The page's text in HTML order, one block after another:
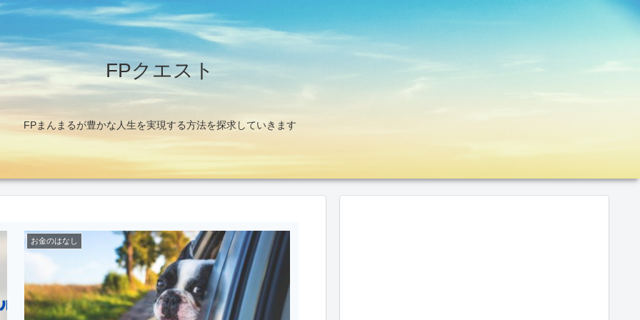
FPクエスト
FPまんまるが豊かな人生を実現する方法を探求していきます
お金のはなし